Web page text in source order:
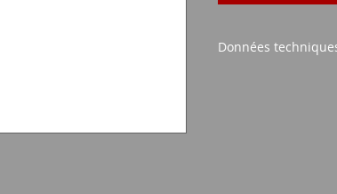
Données